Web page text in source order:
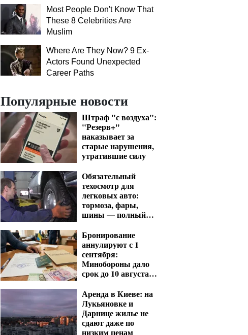
Most People Don't Know That
These 8 Celebrities Are
Muslim
Where Are They Now? 9 Ex-
Actors Found Unexpected
Career Paths
Популярные новости
Штраф "с воздуха":
"Резерв+"
наказывает за
старые нарушения,
утратившие силу
Обязательный
техосмотр для
легковых авто:
тормоза, фары,
шины — полный
Бронирование
аннулируют с 1
сентября:
Минобороны дало
срок до 10 августа
предприятий
Аренда в Киеве: на
Лукьяновке и
Дарнице жилье не
сдают даже по
низким ценам